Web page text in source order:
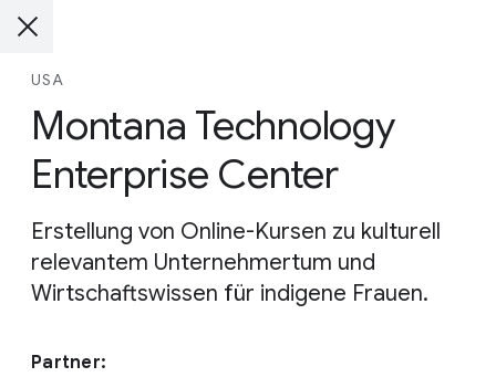
USA
Montana Technology
Enterprise Center
Erstellung von Online-Kursen zu kulturell
relevantem Unternehmertum und
Wirtschaftswissen für indigene Frauen.
Partner: